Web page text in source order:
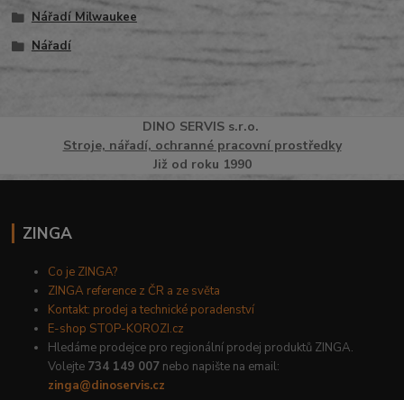
Nářadí Milwaukee
Nářadí
DINO SERVISs.r.o.
Stroje, nářadí, ochranné pracovní prostředky
Již od roku 1990
ZINGA
Co je ZINGA?
ZINGA reference z ČR a ze světa
Kontakt: prodej a technické poradenství
E-shop STOP-KOROZI.cz
Hledáme prodejce pro regionální prodej produktů ZINGA.
Volejte 734 149 007 nebo napište na email:
zinga@dinoservis.cz